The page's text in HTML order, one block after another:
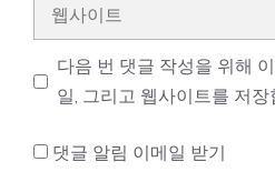
트
다음 번 댓글 작성을 위해
일, 그리고 웹사이트를 저장
댓글 알림 이메일 받기